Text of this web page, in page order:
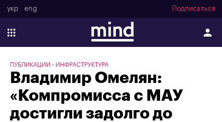
укр eng Подписаться
ПУБЛИКАЦИИ ИНФРАСТРУКТУРА
Владимир Омелян:
«Компромисса с МАУ
достигли задолго до